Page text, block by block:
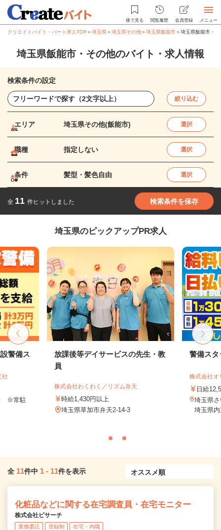
後で見る 閲覧履歴 会員登録 メニュー
クリエイトバイト・パート求人TOP ＞埼玉県＞埼玉県その他＞埼玉県飯能市＞埼玉県飯能市・
埼玉県飯能市・その他のバイト・求人情報
検索条件の設定
絞り込む
エリア 埼玉県その他(飯能市) 選択
職種 指定しない 選択
条件 髪型・髪色自由 選択
全 11 件ヒットしました 検索条件を保存
埼玉県のピックアップPR求人
警備ス
社
※常駐
放課後等デイサービスの先生・教
員
株式会社わくわく／リズム弁天
時給1,430円以上
埼玉県草加市弁天2-14-3
警備スタ
株式会社オ
日給
埼玉県
埼玉県
全 11件中 1 - 11件を表示
化粧品などに関する在宅調査員・在宅モニター
株式会社ビサーチ
業務委託 登録制 在宅・内職